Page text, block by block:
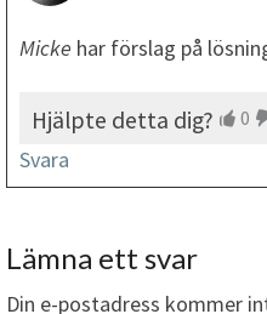
Micke har förslag på
Hjälpte detta dig? 0
Svara
Lämna ett svar
Din e-postadress kommer